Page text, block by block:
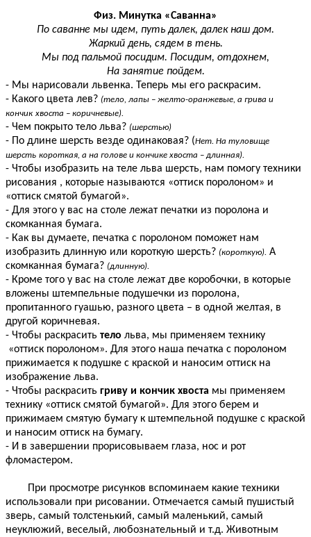
Физ. Минутка «Саванна»
По саванне мы идем, путь далек, далек наш дом.
Жаркий день, сядем в тень.
Мы под пальмой посидим. Посидим, отдохнем,
На занятие пойдем.
- Мы нарисовали львенка. Теперь мы его раскрасим.
- Какого цвета лев? (тело, лапы – желто-оранжевые, а грива и
кончик хвоста – коричневые).
- Чем покрыто тело льва? (шерстью)
- По длине шерсть везде одинаковая? (Нет. На туловище
шерсть короткая, а на голове и кончике хвоста – длинная).
- Чтобы изобразить на теле льва шерсть, нам помогу техники
рисования , которые называются «оттиск поролоном» и
«оттиск смятой бумагой».
- Для этого у вас на столе лежат печатки из поролона и
скомканная бумага.
- Как вы думаете, печатка с поролоном поможет нам
изобразить длинную или короткую шерсть? (короткую). А
скомканная бумага? (длинную).
- Кроме того у вас на столе лежат две коробочки, в которые
вложены штемпельные подушечки из поролона,
пропитанного гуашью, разного цвета – в одной желтая, в
другой коричневая.
- Чтобы раскрасить тело льва, мы применяем технику
«оттиск поролоном». Для этого наша печатка с поролоном
прижимается к подушке с краской и наносим оттиск на
изображение льва.
- Чтобы раскрасить гриву и кончик хвоста мы применяем
технику «оттиск смятой бумагой». Для этого берем и
прижимаем смятую бумагу к штемпельной подушке с краской
и наносим оттиск на бумагу.
- И в завершении прорисовываем глаза, нос и рот
фломастером.
При просмотре рисунков вспоминаем какие техники
использовали при рисовании. Отмечается самый пушистый
зверь, самый толстенький, самый маленький, самый
неуклюжий, веселый, любознательный и т.д. Животным